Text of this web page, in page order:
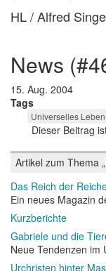
HL / Alfred
news
15. Aug. 2004
Tags
Universelles Leben
Dieser Beitrag
Artikel zum Thema
Das Reich der
Ein neues Magazin
Kurzberichte
Gabriele und die
Neue Tendenzen im
Urchristen hinter